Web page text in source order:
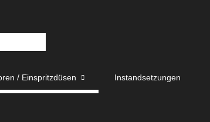
/ Einspritzdüsen Instandsetzungen